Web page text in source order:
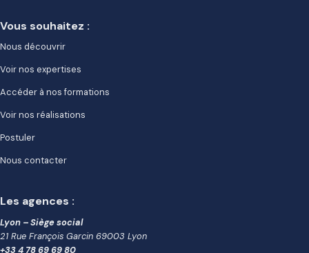
Vous souhaitez :
Nous découvrir
Voir nos expertises
Accéder à nos formations
Voir nos réalisations
Postuler
Nous contacter
Les agences :
Lyon – Siège social
21 Rue François Garcin 69003 Lyon
+33 4 78 69 69 80